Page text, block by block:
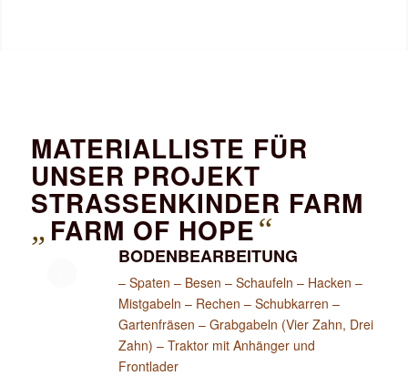
MATERIALLISTE FÜR
UNSER PROJEKT
STRASSENKINDER FARM
„ FARM OF HOPE“
BODENBEARBEITUNG
– Spaten – Besen – Schaufeln – Hacken –
Mistgabeln – Rechen – Schubkarren –
Gartenfräsen – Grabgabeln (Vier Zahn, Drei
Zahn) – Traktor mit Anhänger und
Frontlader